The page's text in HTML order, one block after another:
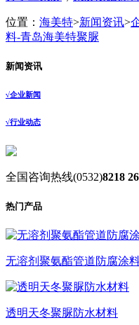
位置： 海美特>新闻资讯>
料-青岛海美特聚脲
新闻资讯
√企业新闻
√行业动态
全国咨询热线(0532)8218
热门产品
无溶剂聚氨酯管道防腐涂
透明天冬聚脲防水材料